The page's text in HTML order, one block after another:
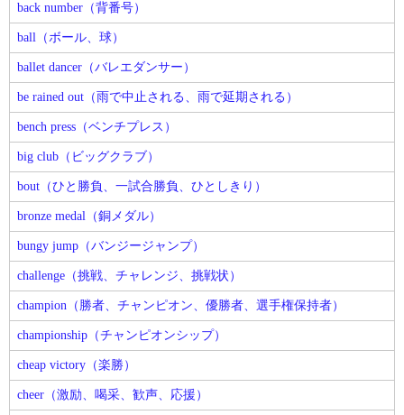
back number（背番号）
ball（ボール、球）
ballet dancer（バレエダンサー）
be rained out（雨で中止される、雨で延期される）
bench press（ベンチプレス）
big club（ビッグクラブ）
bout（ひと勝負、一試合勝負、ひとしきり）
bronze medal（銅メダル）
bungy jump（バンジージャンプ）
challenge（挑戦、チャレンジ、挑戦状）
champion（勝者、チャンピオン、優勝者、選手権保持者）
championship（チャンピオンシップ）
cheap victory（楽勝）
cheer（激励、喝采、歓声、応援）